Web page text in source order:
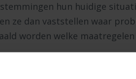
hun huidige
ze dan vaststellen waar
worden welke